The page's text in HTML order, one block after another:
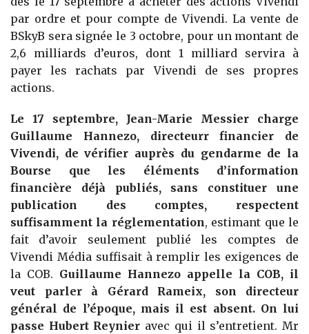
par ordre et pour compte de Vivendi. La vente de
BSkyB sera signée le 3 octobre, pour un montant de
2,6 milliards d’euros, dont 1 milliard servira à
payer les rachats par Vivendi de ses propres
actions.
Le 17 septembre, Jean-Marie Messier charge
Guillaume Hannezo, directeurr financier de
Vivendi, de vérifier auprès du gendarme de la
Bourse que les éléments d’information
financière déjà publiés, sans constituer une
publication des comptes, respectent
suffisamment la réglementation, estimant que le
fait d’avoir seulement publié les comptes de
Vivendi Média suffisait à remplir les exigences de
la COB. Guillaume Hannezo appelle la COB, il
veut parler à Gérard Rameix, son directeur
général de l’époque, mais il est absent. On lui
passe Hubert Reynier avec qui il s’entretient. Mr